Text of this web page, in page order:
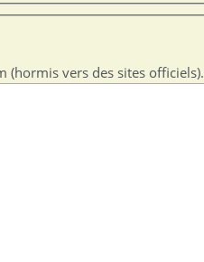
(hormis vers des sites officiels).